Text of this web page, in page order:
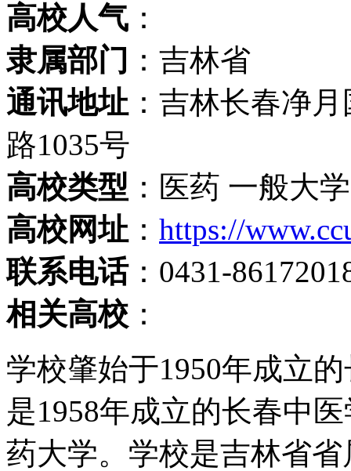
高校人气 ：
隶属部门 ：吉林省
通讯地址 ：吉林长春净
路1035号
高校类型 ：医药 一般大
高校网址 ： https://
联系电话：0431-
相关高校 ：
学校肇始于1950年成立
是1958年成立的长春中
药大学。学校是吉林省